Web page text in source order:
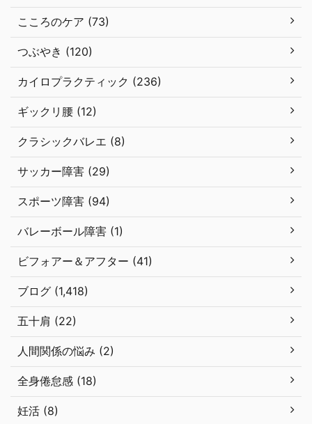
こころのケア (73)
つぶやき (120)
カイロプラクティック (236)
ギックリ腰 (12)
クラシックバレエ (8)
サッカー障害 (29)
スポーツ障害 (94)
バレーボール障害 (1)
ビフォアー＆アフター (41)
ブログ (1,418)
五十肩 (22)
人間関係の悩み (2)
全身倦怠感 (18)
妊活 (8)